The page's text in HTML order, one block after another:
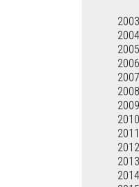
2003
2004
2005
2006
2007
2008
2009
2010
2011
2012
2013
2014